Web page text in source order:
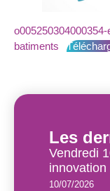
batiments
Les
Vendredi
innovation
10/07/2026